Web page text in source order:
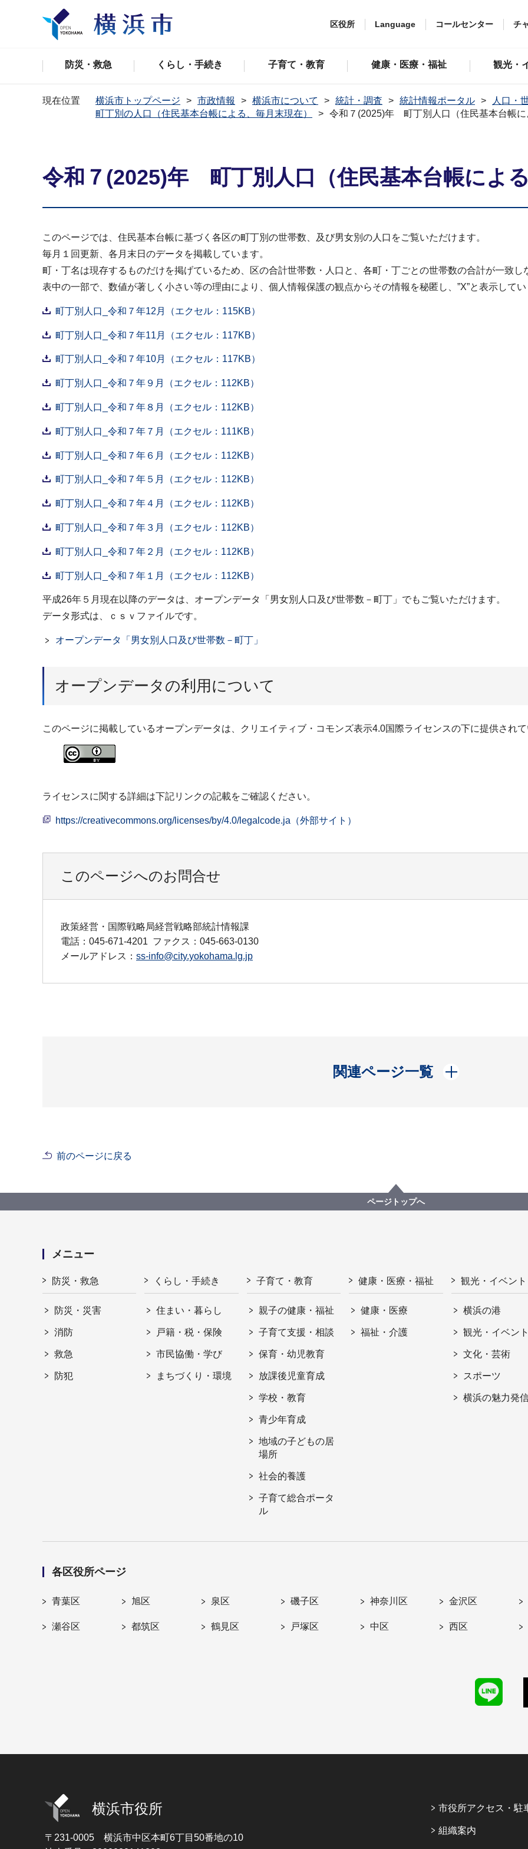
区役所 Language コールセンター チ
防災・救急 くらし・手続き 子育て・教育 健康・医療・福祉 観光・
現在位置 横浜市トップページ 市政情報 横浜市について 統計・調査 統計情報ポータル
人口・
町丁別の人口（住民基本台帳による、毎月末現在）
令和７(2025)年 町丁別人口（住民基本台帳に
令和７(2025)年 町丁別人口（住民基本台帳によ
このページでは、住民基本台帳に基づく各区の町丁別の世帯数、及び男女別の人口をご覧いただけます。
毎月１回更新、各月末日のデータを掲載しています。
町・丁名は現存するものだけを掲げているため、区の合計世帯数・人口と、各町・丁ごとの世帯数の合計が一致し
表中の一部で、数値が著しく小さい等の理由により、個人情報保護の観点からその情報を秘匿し、”X”と表示して
町丁別人口_令和７年12月（エクセル：115KB）
町丁別人口_令和７年11月（エクセル：117KB）
町丁別人口_令和７年10月（エクセル：117KB）
町丁別人口_令和７年９月（エクセル：112KB）
町丁別人口_令和７年８月（エクセル：112KB）
町丁別人口_令和７年７月（エクセル：111KB）
町丁別人口_令和７年６月（エクセル：112KB）
町丁別人口_令和７年５月（エクセル：112KB）
町丁別人口_令和７年４月（エクセル：112KB）
町丁別人口_令和７年３月（エクセル：112KB）
町丁別人口_令和７年２月（エクセル：112KB）
町丁別人口_令和７年１月（エクセル：112KB）
平成26年５月現在以降のデータは、オープンデータ「男女別人口及び世帯数－町丁」でもご覧いただけます。
データ形式は、ｃｓｖファイルです。
オープンデータ「男女別人口及び世帯数－町丁」
オープンデータの利用について
このページに掲載しているオープンデータは、クリエイティブ・コモンズ表示4.0国際ライセンスの下に提供され
ライセンスに関する詳細は下記リンクの記載をご確認ください。
https://creativecommons.org/licenses/by/4.0/legalcode.ja（外部サイト）
このページへのお問合せ
政策経営・国際戦略局経営戦略部統計情報課
電話：045-671-4201 ファクス：045-663-0130
メールアドレス： ss-info@city.yokohama.lg.jp
関連ページ一覧
開く
前のページに戻る
ページトップへ
メニュー
防災・救急
防災・災害
消防
救急
防犯
くらし・手続き
住まい・暮らし
戸籍・税・保険
市民協働・学び
まちづくり・環境
子育て・教育
親子の健康・福祉
子育て支援・相談
保育・幼児教育
放課後児童育成
学校・教育
青少年育成
地域の子どもの居
場所
社会的養護
子育て総合ポータ
ル
健康・医療・福祉
健康・医療
福祉・介護
観光・イベント
横浜の港
観光・イベン
文化・芸術
スポーツ
横浜の魅力発
各区役所ページ
青葉区 旭区 泉区 磯子区 神奈川区 金沢区
瀬谷区 都筑区 鶴見区 戸塚区 中区 西区
横浜市役所
〒231-0005 横浜市中区本町6丁目50番地の10
市役所アクセス・駐
組織案内